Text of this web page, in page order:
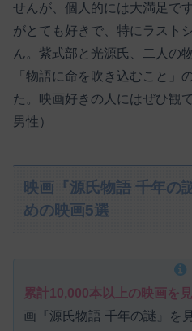
せんが、個人的には大満足で
がとても好きで、特にラスト
ん。紫式部と光源氏、二人の
「物語に命を吹き込むこと」
た。映画好きの人にはぜひ観
男性）
映画『源氏物語 千年の
めの映画5選
累計10,000本以上の映画を
画『源氏物語 千年の謎』を